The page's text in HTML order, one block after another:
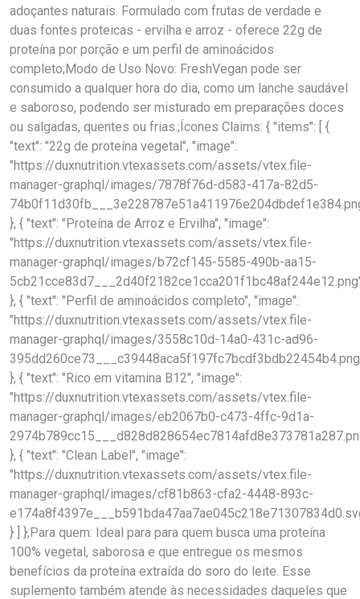
adoçantes naturais. Formulado com frutas de verdade e
duas fontes proteicas - ervilha e arroz - oferece 22g de
proteína por porção e um perfil de aminoácidos
completo;Modo de Uso Novo: FreshVegan pode ser
consumido a qualquer hora do dia, como um lanche saudável
e saboroso, podendo ser misturado em preparações doces
ou salgadas, quentes ou frias.;Ícones Claims: { "items": [ {
"text": "22g de proteína vegetal", "image":
"https://duxnutrition.vtexassets.com/assets/vtex.file-
manager-graphql/images/7878f76d-d583-417a-82d5-
}, { "text": "Proteína de Arroz e Ervilha", "image":
"https://duxnutrition.vtexassets.com/assets/vtex.file-
manager-graphql/images/b72cf145-5585-490b-aa15-
}, { "text": "Perfil de aminoácidos completo", "image":
"https://duxnutrition.vtexassets.com/assets/vtex.file-
manager-graphql/images/3558c10d-14a0-431c-ad96-
}, { "text": "Rico em vitamina B12", "image":
"https://duxnutrition.vtexassets.com/assets/vtex.file-
manager-graphql/images/eb2067b0-c473-4ffc-9d1a-
}, { "text": "Clean Label", "image":
"https://duxnutrition.vtexassets.com/assets/vtex.file-
manager-graphql/images/cf81b863-cfa2-4448-893c-
} ] };Para quem: Ideal para para quem busca uma proteína
100% vegetal, saborosa e que entregue os mesmos
benefícios da proteína extraída do soro do leite. Esse
suplemento também atende às necessidades daqueles que